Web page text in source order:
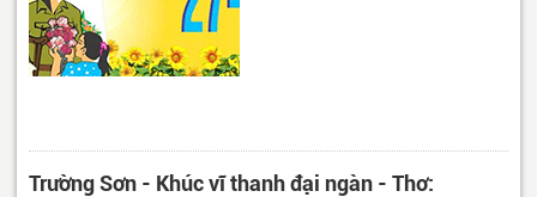
Trường Sơn - Khúc vĩ thanh đại ngàn - Thơ: